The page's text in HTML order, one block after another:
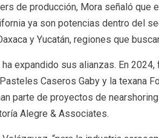
de producción, Mora señaló que
ya son potencias dentro del
y Yucatán, regiones que
ha expandido sus alianzas. En
Caseros Gaby y la texana
parte de proyectos de
Alegre & Associates.